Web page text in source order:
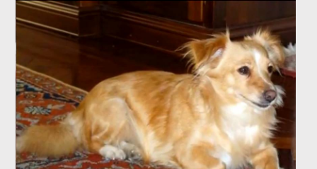
να σε υπερασπιστεί. Αλλά βαριέται εύκολα και πάντα
είναι για αυτόν "ώρα για έναν υπνάκο".